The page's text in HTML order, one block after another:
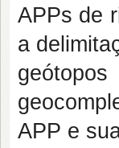
APPs de
a
APP e